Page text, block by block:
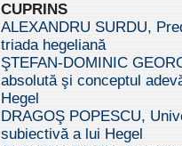
CUPRINS
ALEXANDRU SURDU,
triada hegeliană
ŞTEFAN-DOMINIC
absolută şi conceptul
Hegel
DRAGOŞ POPESCU,
subiectivă a lui Hegel